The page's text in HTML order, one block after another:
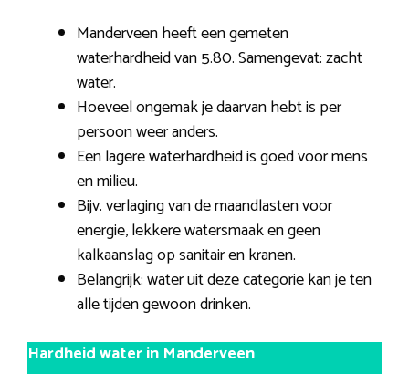
Manderveen heeft een gemeten
waterhardheid van 5.80. Samengevat: zacht
water.
Hoeveel ongemak je daarvan hebt is per
persoon weer anders.
Een lagere waterhardheid is goed voor mens
en milieu.
Bijv. verlaging van de maandlasten voor
energie, lekkere watersmaak en geen
kalkaanslag op sanitair en kranen.
Belangrijk: water uit deze categorie kan je ten
alle tijden gewoon drinken.
Hardheid water in Manderveen